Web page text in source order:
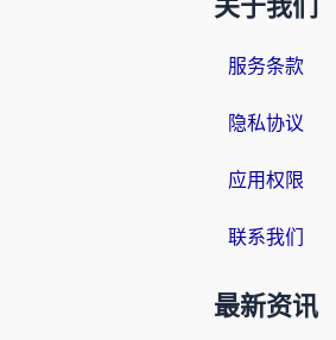
关于我们
服务条款
隐私协议
应用权限
联系我们
最新资讯